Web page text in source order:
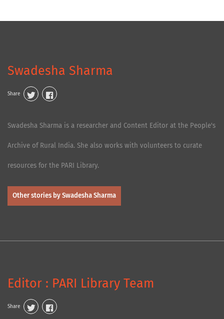
Swadesha Sharma
Share
Swadesha Sharma is a researcher and Content Editor at the People's
Archive of Rural India. She also works with volunteers to curate
resources for the PARI Library.
Other stories by Swadesha Sharma
Editor : PARI Library Team
Share